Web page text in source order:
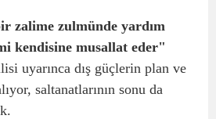
zalime zulmünde yardım
kendisine musallat eder"
uyarınca dış güçlerin plan ve
saltanatlarının sonu da